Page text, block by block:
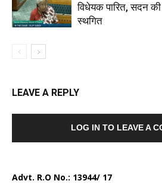
विधेयक पारित, सदन की
स्थगित
LEAVE A REPLY
LOG IN TO LEAVE A
Advt. R.O No.: 13944/ 17